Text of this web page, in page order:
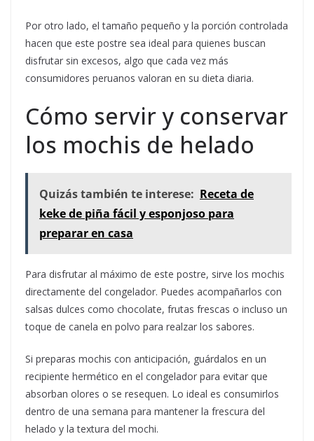
Por otro lado, el tamaño pequeño y la porción controlada
hacen que este postre sea ideal para quienes buscan
disfrutar sin excesos, algo que cada vez más
consumidores peruanos valoran en su dieta diaria.
Cómo servir y conservar
los mochis de helado
Quizás también te interese: Receta de
keke de piña fácil y esponjoso para
preparar en casa
Para disfrutar al máximo de este postre, sirve los mochis
directamente del congelador. Puedes acompañarlos con
salsas dulces como chocolate, frutas frescas o incluso un
toque de canela en polvo para realzar los sabores.
Si preparas mochis con anticipación, guárdalos en un
recipiente hermético en el congelador para evitar que
absorban olores o se resequen. Lo ideal es consumirlos
dentro de una semana para mantener la frescura del
helado y la textura del mochi.